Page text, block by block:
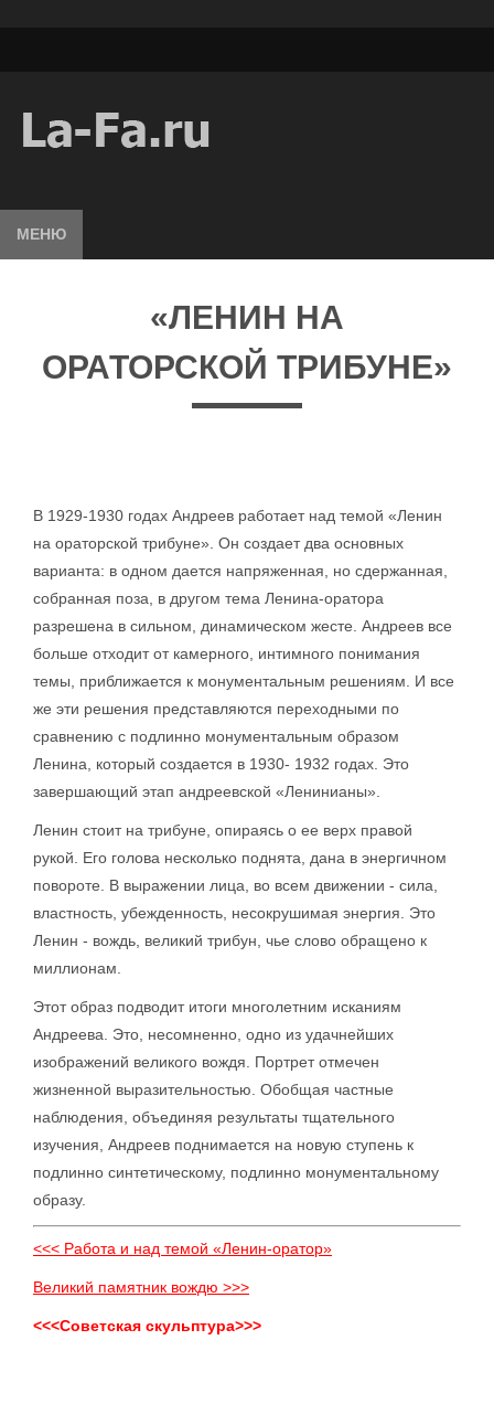
МЕНЮ
«ЛЕНИН НА
ОРАТОРСКОЙ ТРИБУНЕ»
В 1929-1930 годах Андреев работает над темой «Ленин
на ораторской трибуне». Он создает два основных
варианта: в одном дается напряженная, но сдержанная,
собранная поза, в другом тема Ленина-оратора
разрешена в сильном, динамическом жесте. Андреев все
больше отходит от камерного, интимного понимания
темы, приближается к монументальным решениям. И все
же эти решения представляются переходными по
сравнению с подлинно монументальным образом
Ленина, который создается в 1930- 1932 годах. Это
завершающий этап андреевской «Ленинианы».
Ленин стоит на трибуне, опираясь о ее верх правой
рукой. Его голова несколько поднята, дана в энергичном
повороте. В выражении лица, во всем движении - сила,
властность, убежденность, несокрушимая энергия. Это
Ленин - вождь, великий трибун, чье слово обращено к
миллионам.
Этот образ подводит итоги многолетним исканиям
Андреева. Это, несомненно, одно из удачнейших
изображений великого вождя. Портрет отмечен
жизненной выразительностью. Обобщая частные
наблюдения, объединяя результаты тщательного
изучения, Андреев поднимается на новую ступень к
подлинно синтетическому, подлинно монументальному
образу.
<<< Работа и над темой «Ленин-оратор»
Великий памятник вождю >>>
<<<Советская скульптура>>>